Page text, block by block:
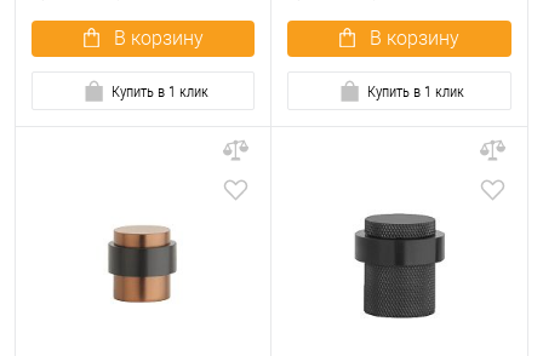
В корзину
Купить в 1 клик
В корзину
Купить в 1 клик